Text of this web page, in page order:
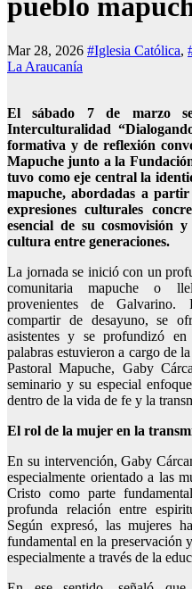
pueblo
Mar 28, 2026 #Iglesia Católica,
La Araucanía
El sábado 7 de marzo
Interculturalidad
formativa y de reflexión
Mapuche junto a la
tuvo como eje central la
mapuche, abordadas a
expresiones culturales
esencial de su cosmovisión
cultura entre generaciones.
La jornada se inició con un
comunitaria mapuche o
provenientes de Galvarino.
compartir de desayuno, se
asistentes y se profundizó
palabras estuvieron a cargo de
Pastoral Mapuche, Gaby
seminario y su especial
dentro de la vida de fe y la
El rol de la mujer en la
En su intervención, Gaby
especialmente orientado a las
Cristo como parte
profunda relación entre
Según expresó, las mujeres
fundamental en la preservación
especialmente a través de la